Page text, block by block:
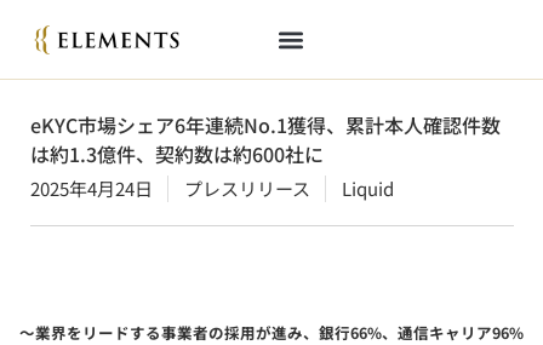
eKYC市場シェア6年連続No.1獲得、累計本人確認件数
は約1.3億件、契約数は約600社に
2025年4月24日 プレスリリース Liquid
～業界をリードする事業者の採用が進み、銀行66%、通信キャリア96%